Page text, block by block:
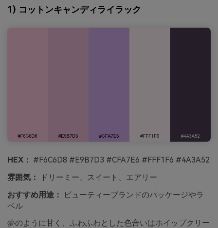
1) コットンキャンディライラック
HEX： #F6C6D8 #E9B7D3 #CFA7E6 #FFF1F6 #4A3A52
雰囲気：
ドリーミー、スイート、エアリー
おすすめ用途：
ビューティーブランドのパッケージやラ
ベル
夢のように甘く、ふわふわとした色合いはホイップクリー